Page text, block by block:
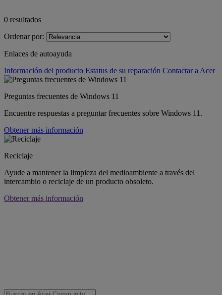
0 resultados
Ordenar por:
Enlaces de autoayuda
Información del producto Estatus de su reparación Contactar a Acer
Preguntas frecuentes de Windows 11
Encuentre respuestas a preguntar frecuentes sobre Windows 11.
Obtener más información
Reciclaje
Ayude a mantener la limpieza del medioambiente a través del
intercambio o reciclaje de un producto obsoleto.
Obtener más información